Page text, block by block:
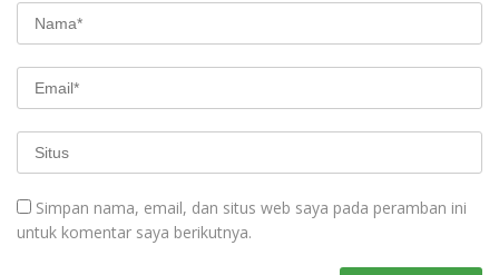
Simpan nama, email, dan situs web saya pada peramban ini
untuk komentar saya berikutnya.